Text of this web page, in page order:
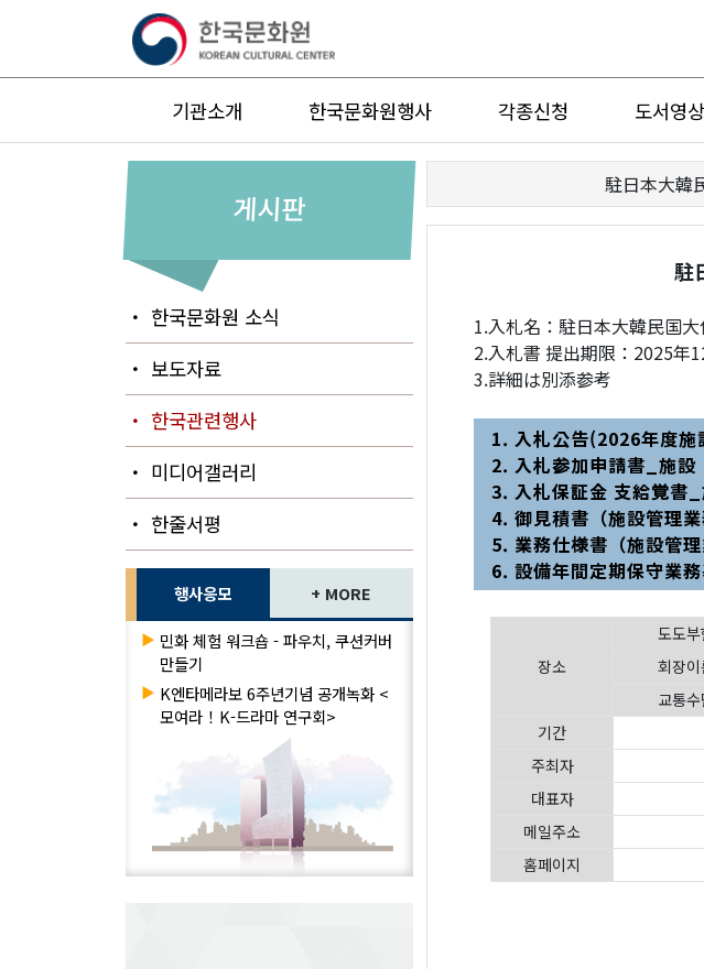
기관소개 한국문화원행사 각종신청 도서영
게시판
・ 한국문화원 소식
・ 보도자료
・ 한국관련행사
・ 미디어갤러리
・ 한줄서평
행사응모 + MORE
▶ 민화 체험 워크숍 - 파우치, 쿠션커버
만들기
▶ K엔타메라보 6주년기념 공개녹화 <
모여라！K-드라마 연구회>
駐日本大韓
駐
1.入札名：駐日本大韓民国
2.入札書 提出期限：2025年
3.詳細は別添参考
1. 入札公告(2026年度
2. 入札参加申請書_施設
3. 入札保証金 支給覚書
4. 御見積書（施設管理
5. 業務仕様書（施設管
6. 設備年間定期保守業
장소
도도부
회장
교통
기간
주최자
대표자
메일주소
홈페이지